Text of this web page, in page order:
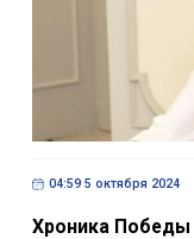
04:59 5 октября 2024
Хроника Победы